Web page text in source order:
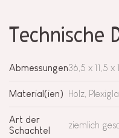
Technische
Abmessungen36,5 x 11,5 x
Material(ien) Holz,
Art der
Schachtel
ziemlich